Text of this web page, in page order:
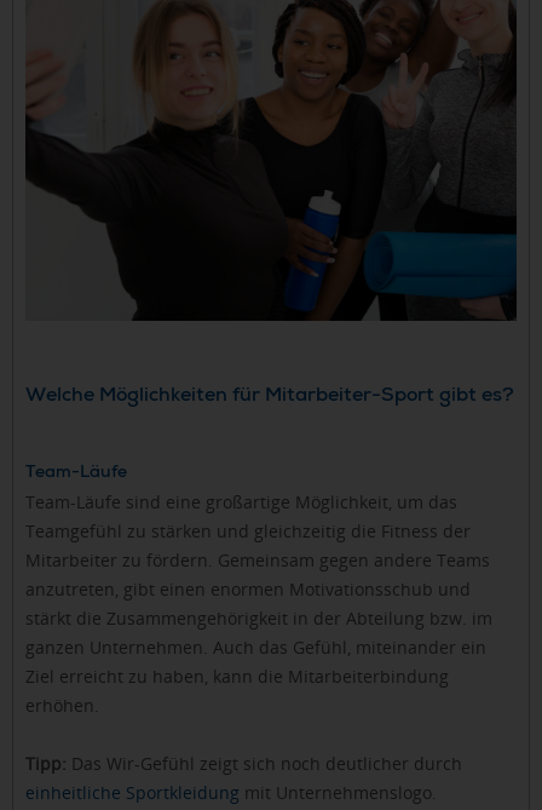
Welche Möglichkeiten für Mitarbeiter-Sport gibt es?
Team-Läufe
Team-Läufe sind eine großartige Möglichkeit, um das
Teamgefühl zu stärken und gleichzeitig die Fitness der
Mitarbeiter zu fördern. Gemeinsam gegen andere Teams
anzutreten, gibt einen enormen Motivationsschub und
stärkt die Zusammengehörigkeit in der Abteilung bzw. im
ganzen Unternehmen. Auch das Gefühl, miteinander ein
Ziel erreicht zu haben, kann die Mitarbeiterbindung
erhöhen.
Tipp: Das Wir-Gefühl zeigt sich noch deutlicher durch
einheitliche Sportkleidung mit Unternehmenslogo.